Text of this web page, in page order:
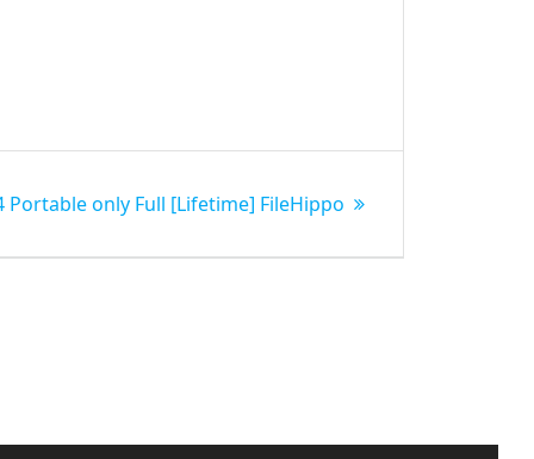
Portable only Full [Lifetime] FileHippo